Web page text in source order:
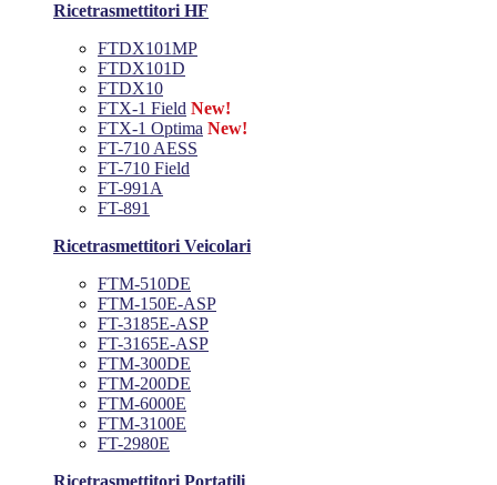
Ricetrasmettitori HF
FTDX101MP
FTDX101D
FTDX10
FTX-1 Field New!
FTX-1 Optima New!
FT-710 AESS
FT-710 Field
FT-991A
FT-891
Ricetrasmettitori Veicolari
FTM-510DE
FTM-150E-ASP
FT-3185E-ASP
FT-3165E-ASP
FTM-300DE
FTM-200DE
FTM-6000E
FTM-3100E
FT-2980E
Ricetrasmettitori Portatili